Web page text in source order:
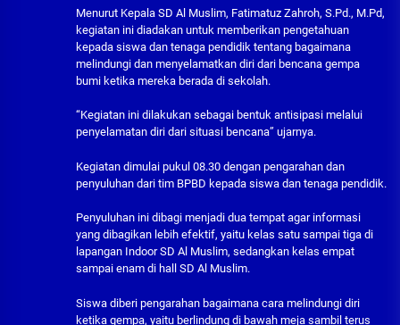
Menurut Kepala SD Al Muslim, Fatimatuz Zahroh, S.Pd., M.Pd,
kegiatan ini diadakan untuk memberikan pengetahuan
kepada siswa dan tenaga pendidik tentang bagaimana
melindungi dan menyelamatkan diri dari bencana gempa
bumi ketika mereka berada di sekolah.
“Kegiatan ini dilakukan sebagai bentuk antisipasi melalui
penyelamatan diri dari situasi bencana” ujarnya.
Kegiatan dimulai pukul 08.30 dengan pengarahan dan
penyuluhan dari tim BPBD kepada siswa dan tenaga pendidik.
Penyuluhan ini dibagi menjadi dua tempat agar informasi
yang dibagikan lebih efektif, yaitu kelas satu sampai tiga di
lapangan Indoor SD Al Muslim, sedangkan kelas empat
sampai enam di hall SD Al Muslim.
Siswa diberi pengarahan bagaimana cara melindungi diri
ketika gempa, yaitu berlindung di bawah meja sambil terus